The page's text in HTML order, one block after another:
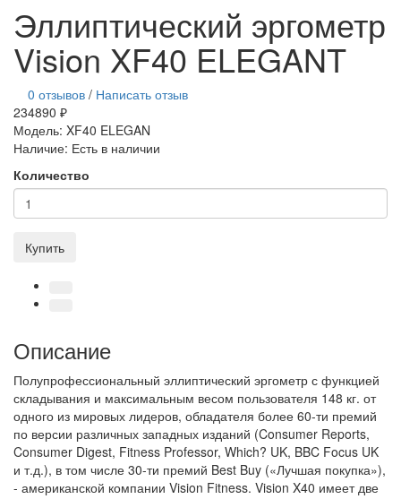
Эллиптический эргометр
Vision XF40 ELEGANT
0 отзывов / Написать отзыв
234890 ₽
Модель: XF40 ELEGAN
Наличие: Есть в наличии
Количество
Купить
Описание
Полупрофессиональный эллиптический эргометр с функцией
складывания и максимальным весом пользователя 148 кг. от
одного из мировых лидеров, обладателя более 60-ти премий
по версии различных западных изданий (Consumer Reports,
Consumer Digest, Fitness Professor, Which? UK, BBC Focus UK
и т.д.), в том числе 30-ти премий Best Buy («Лучшая покупка»),
- американской компании Vision Fitness. Vision X40 имеет две